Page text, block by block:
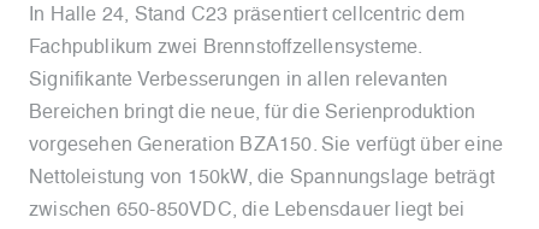
In Halle 24, Stand C23 präsentiert cellcentric dem
Fachpublikum zwei Brennstoffzellensysteme.
Signifikante Verbesserungen in allen relevanten
Bereichen bringt die neue, für die Serienproduktion
vorgesehen Generation BZA150. Sie verfügt über eine
Nettoleistung von 150kW, die Spannungslage beträgt
zwischen 650-850VDC, die Lebensdauer liegt bei